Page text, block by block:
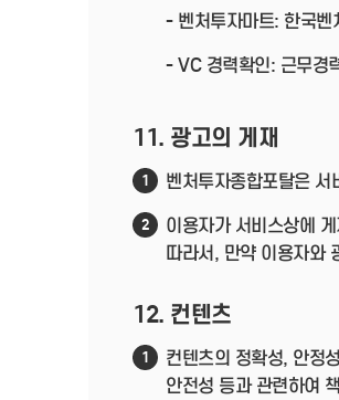
- 벤처투자마트: 한국벤
- VC 경력확인: 근무경
11. 광고의 게재
1 벤처투자종합포탈은
2
이용자가 서비스상에
따라서, 만약 이용자와
12. 컨텐츠
1
컨텐츠의 정확성, 안정
안전성 등과 관련하여